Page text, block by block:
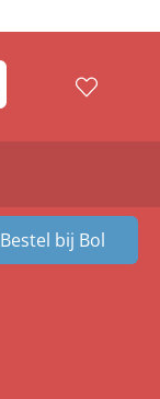
Bestel bij Bol